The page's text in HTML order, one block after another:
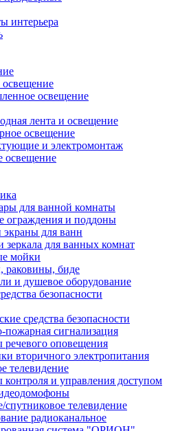
интерьера
освещение
лента и освещение
освещение
и электромонтаж
освещение
для ванной комнаты
ограждения и поддоны
для ванн
зеркала для ванных комнат
мойки
раковины, биде
и душевое оборудование
безопасности
средства безопасности
пожарная сигнализация
речевого оповещения
вторичного электропитания
телевидение
и управления доступом
телевидение
радиоканальное